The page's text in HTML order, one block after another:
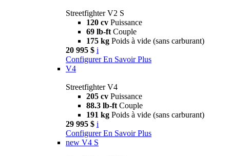
Streetfighter V2 S
120 cv Puissance
69 lb-ft Couple
175 kg Poids à vide (sans carburant)
20 995 $ i
Configurer En Savoir Plus
V4
Streetfighter V4
205 cv Puissance
88.3 lb-ft Couple
191 kg Poids à vide (sans carburant)
29 995 $ i
Configurer En Savoir Plus
new V4 S